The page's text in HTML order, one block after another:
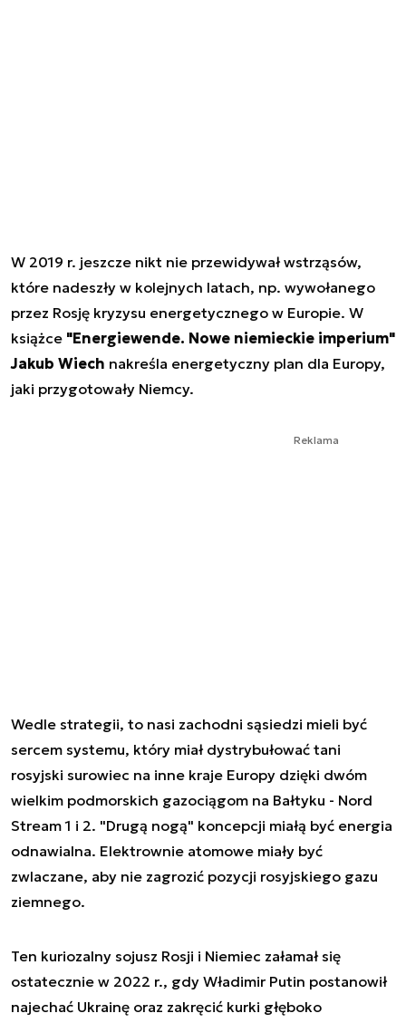
W 2019 r. jeszcze nikt nie przewidywał wstrząsów,
które nadeszły w kolejnych latach, np. wywołanego
przez Rosję kryzysu energetycznego w Europie. W
książce "Energiewende. Nowe niemieckie imperium"
Jakub Wiech nakreśla energetyczny plan dla Europy,
jaki przygotowały Niemcy.
Reklama
Wedle strategii, to nasi zachodni sąsiedzi mieli być
sercem systemu, który miał dystrybułować tani
rosyjski surowiec na inne kraje Europy dzięki dwóm
wielkim podmorskich gazociągom na Bałtyku - Nord
Stream 1 i 2. "Drugą nogą" koncepcji miałą być energia
odnawialna. Elektrownie atomowe miały być
zwlaczane, aby nie zagrozić pozycji rosyjskiego gazu
ziemnego.
Ten kuriozalny sojusz Rosji i Niemiec załamał się
ostatecznie w 2022 r., gdy Władimir Putin postanowił
najechać Ukrainę oraz zakręcić kurki głęboko